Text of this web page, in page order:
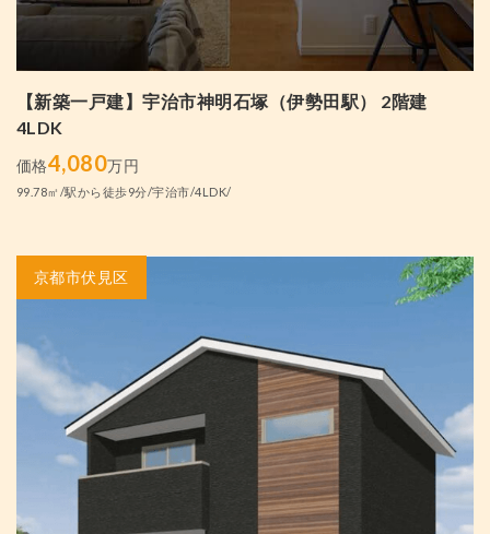
【新築一戸建】宇治市神明石塚（伊勢田駅） 2階建
4LDK
価格4,080万円
99.78㎡/駅から徒歩9分/宇治市/4LDK/
京都市伏見区